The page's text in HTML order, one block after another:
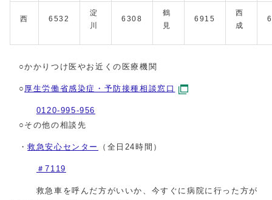
⻄ 6532
淀
川
6308
鶴
⾒
6915
⻄
成
○かかりつけ医やお近くの医療機関
○ 厚生労働省感染症・予防接種相談窓口
0120-995-956
○ その他の相談先
・救急安心センター （全日24時間）
＃7119
救急車を呼んだ方がいいか、今すぐに病院に行った方が